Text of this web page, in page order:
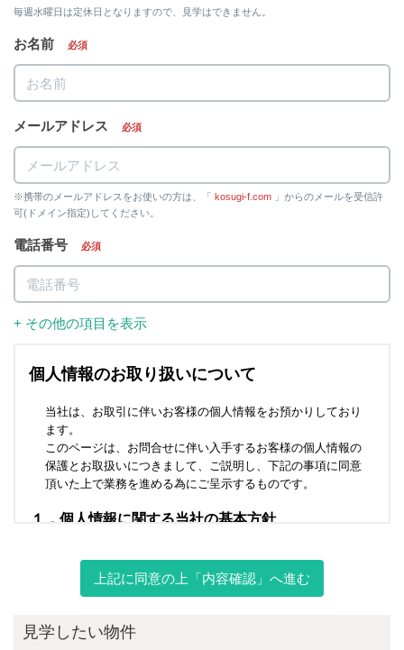
毎週水曜日は定休日となりますので、見学はできません。
お名前 必須
メールアドレス 必須
※携帯のメールアドレスをお使いの方は、「 kosugi-f.com 」からのメールを受信許
可(ドメイン指定)してください。
電話番号 必須
+ その他の項目を表示
上記に同意の上「内容確認」へ進む
見学したい物件